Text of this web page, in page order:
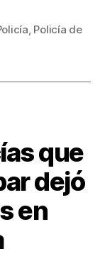
, Policía de
que
dejó
en